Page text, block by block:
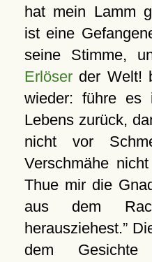
hat mein Lamm
ist eine
seine Stimme,
Erlöserder Welt!
wieder: führe es
Lebens zurück,
nicht vor
Verschmähe
Thue mir die
aus dem
herausziehest.
dem Gesichte